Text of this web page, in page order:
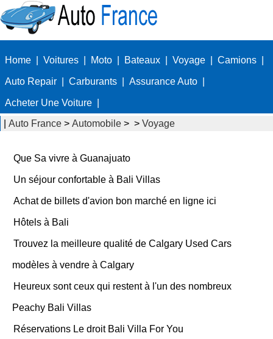
Home Voitures Moto Bateaux Voyage Camions
Auto Repair Carburants Assurance Auto
Acheter Une Voiture
Auto France > Automobile > > Voyage
Que Sa vivre à Guanajuato
Un séjour confortable à Bali Villas
Achat de billets d'avion bon marché en ligne ici
Hôtels à Bali
Trouvez la meilleure qualité de Calgary Used Cars
modèles à vendre à Calgary
Heureux sont ceux qui restent à l'un des nombreux
Peachy Bali Villas
Réservations Le droit Bali Villa For You